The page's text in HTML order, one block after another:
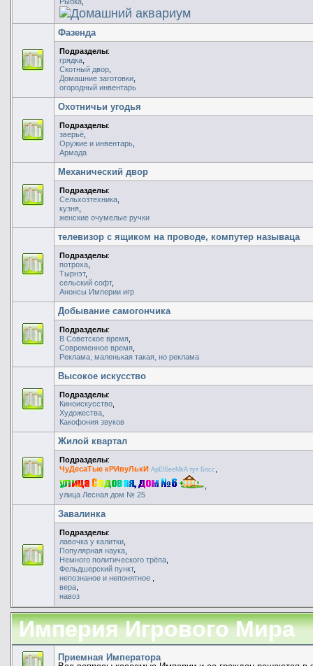
Рыбка,
Домашний аквариум
Фазенда
Подразделы:
грядка,
Скотный двор,
Домашние заготовки,
огородный инвентарь
Охотничьи угодья
Подразделы:
зверьё,
Оружие и инвентарь,
Армада
Механический двор
Подразделы:
Сельхозтехника,
кузня,
женские очумелые ручки
телевизор с ящиком на проводе, компутер называца
Подразделы:
потроха,
Тырнэт,
сельский софт,
Анонсы Империи игр
Добывание самогончика
Подразделы:
В Советское время,
Современное время,
Реклама, маленькая такая, но реклама
Высокое искусство
Подразделы:
Киноискусство,
Художества,
Какофония звуков
Жилой квартал
Подразделы:
ЧуДесаТые кРИвуЛькИ ApElSeeNkA тут Босс ,
,
улица Лесная дом № 25
Завалинка
Подразделы:
лавочка у калитки,
Популярная наука,
Немного политического трёпа,
Фельдшерский пункт,
непознаное и непонятное ,
вера,
навоз
Империя Игрового Мира
Приемная Императора